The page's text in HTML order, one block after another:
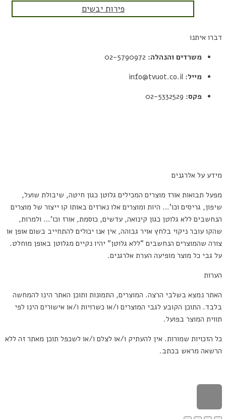
פירות יבשים
דברו איתנו
משרדים והנהלה:
מייל:
פקס:
מידע על אלרגנים
מפעל תבואות אורז מוצרים המכילים גלוטן כגון חיטה, שיבולת שועל,
שיפון, גריסים וכו'… היות ומוצרים אלו נארזים באותו קו ייצור של מוצרים
הנחשבים ללא גלוטן כגון קינואה, עדשים, כוסמת, אורז וכו'… ולמרות,
שהקו עובר ניקוי בלחץ אויר גבוהה, אין אנו יכולים להתחייב בשום אופן או
צורה שהמוצרים הנחשבים "ללא גלוטן" יהיו נקיים מגלוטן באופן מוחלט.
על גבי כל מוצר מופיעה הערת אלרגנים.
הערות
האתר נמצא בשלבי הרצה. המוצרים, התמונות ותוכן האתר הינו להמחשה
בלבד. התוכן הקובע לגבי המוצרים ו/או כשרויות ו/או אישורים הינו לפי
תווית המוצר בפועל.
כל הזכויות שמורות. אין להעתיק ו/או לצלם ו/או לשכפל תוכן מאתר זה ללא
הרשאה מראש בכתב.